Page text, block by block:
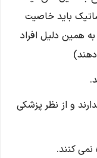
باید خاصیت
همین دلیل افراد
و از نظر پزشکی
نمی کنند.